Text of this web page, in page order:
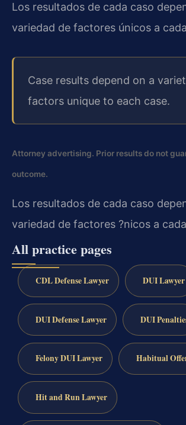
Los resultados de cada caso
variedad de factores únicos a
Case results depend on a
factors unique to each case.
Attorney advertising. Prior results do not
outcome.
Los resultados de cada caso
variedad de factores ?nicos a
All practice pages
CDL Defense Lawyer DUI Lawyer
DUI Defense Lawyer DUI
Felony DUI Lawyer Habitual
Hit and Run Lawyer